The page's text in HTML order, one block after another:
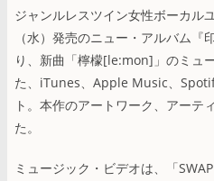
ジャンルレスツイン女性ボーカル
（水）発売のニュー・アルバム『
り、新曲「檸檬[le:mon]」のミュ
た、iTunes、Apple Music、
ト。本作のアートワーク、アーテ
た。
ミュージック・ビデオは、「